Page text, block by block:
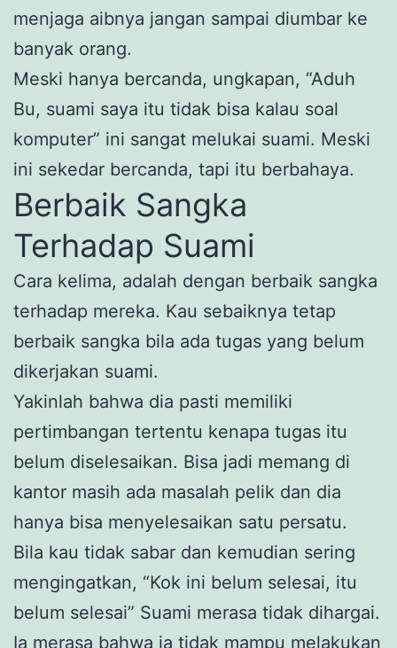
menjaga aibnya jangan sampai diumbar ke
banyak orang.
Meski hanya bercanda, ungkapan, “Aduh
Bu, suami saya itu tidak bisa kalau soal
komputer” ini sangat melukai suami. Meski
ini sekedar bercanda, tapi itu berbahaya.
Berbaik Sangka
Terhadap Suami
Cara kelima, adalah dengan berbaik sangka
terhadap mereka. Kau sebaiknya tetap
berbaik sangka bila ada tugas yang belum
dikerjakan suami.
Yakinlah bahwa dia pasti memiliki
pertimbangan tertentu kenapa tugas itu
belum diselesaikan. Bisa jadi memang di
kantor masih ada masalah pelik dan dia
hanya bisa menyelesaikan satu persatu.
Bila kau tidak sabar dan kemudian sering
mengingatkan, “Kok ini belum selesai, itu
belum selesai” Suami merasa tidak dihargai.
Ia merasa bahwa ia tidak mampu melakukan